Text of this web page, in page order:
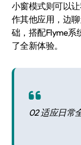
小窗模式则可以
作其他应用，边
础，搭配Flyme系
了全新体验。
02 适应日常